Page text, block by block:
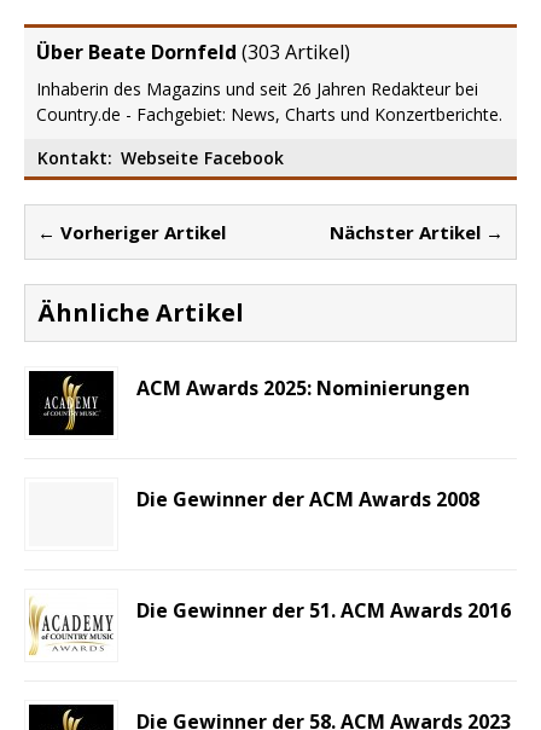
Über Beate Dornfeld (303 Artikel)
Inhaberin des Magazins und seit 26 Jahren Redakteur bei
Country.de - Fachgebiet: News, Charts und Konzertberichte.
Kontakt: Webseite Facebook
← Vorheriger Artikel Nächster Artikel →
Ähnliche Artikel
ACM Awards 2025: Nominierungen
Die Gewinner der ACM Awards 2008
Die Gewinner der 51. ACM Awards 2016
Die Gewinner der 58. ACM Awards 2023